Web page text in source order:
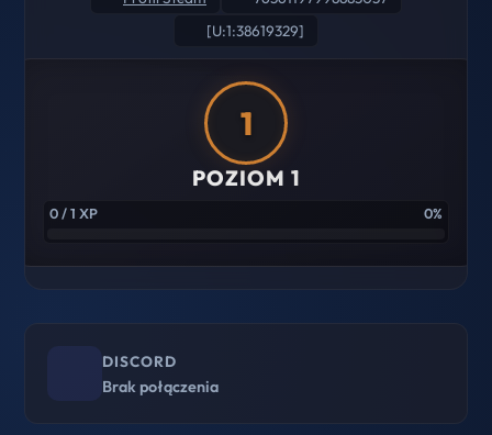
[U:1:38619329]
1
POZIOM 1
0 / 1 XP 0%
DISCORD
Brak połączenia